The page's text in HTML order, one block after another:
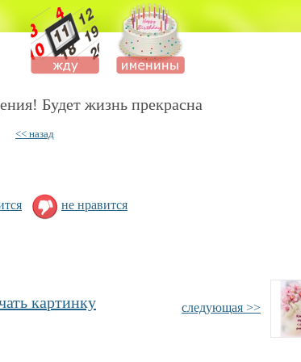
Будет жизнь прекрасна
<< назад
не нравится
следующая >>
картинку